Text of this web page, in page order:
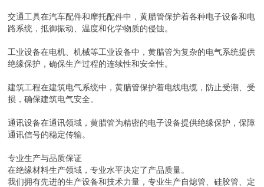
交通工具在汽车配件和摩托配件中，黄腊管保护着各种电子设备和电
路系统，抵御振动、温度和化学物质的侵蚀。
工业设备在电机、机械等工业设备中，黄腊管为复杂的电气系统提供
绝缘保护，确保生产过程的连续性和安全性。
建筑工程在建筑电气系统中，黄腊管保护着电线电缆，防止受潮、受
损，确保建筑电气安全。
通讯设备在通讯领域，黄腊管为精密的电子设备提供绝缘保护，保障
通讯信号的稳定传输。
专业生产与品质保证
在绝缘材料生产领域，专业水平决定了产品质量。
我们拥有先进的生产设备和技术力量，专业生产自熄管、硅胶管、定